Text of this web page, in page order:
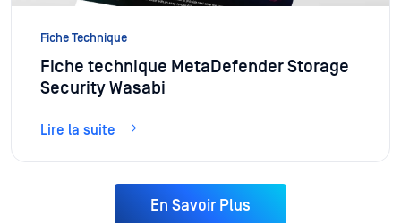
Fiche Technique
Fiche technique MetaDefender Storage
Security Wasabi
Lire la suite
En Savoir Plus